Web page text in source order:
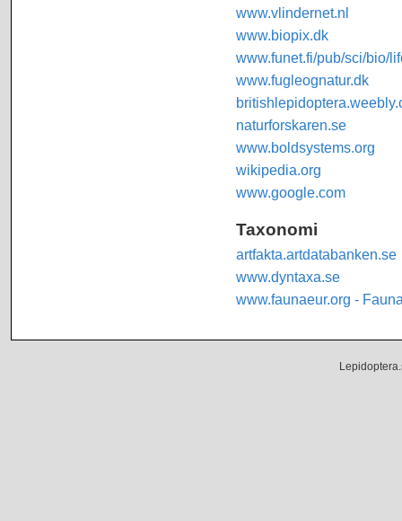
www.vlindernet.nl
www.biopix.dk
www.funet.fi/pub/sci/bio/
www.fugleognatur.dk
naturforskaren.se
www.boldsystems.org
wikipedia.org
www.google.com
Taxonomi
artfakta.artdatabanken.se
www.dyntaxa.se
www.faunaeur.org -